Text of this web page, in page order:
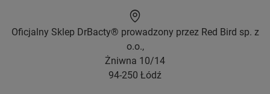
Oficjalny Sklep DrBacty® prowadzony przez Red Bird sp. z
o.o.,
Żniwna 10/14
94-250 Łódź